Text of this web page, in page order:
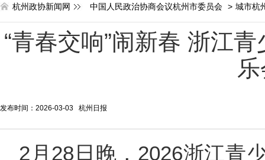
杭州政协新闻网 中国人民政治协商会议杭州市委员会 > 城市杭
“青春交响”闹新春 浙江
发布时间：2026-03-03 杭州日报
2月28日晚，2026浙江青